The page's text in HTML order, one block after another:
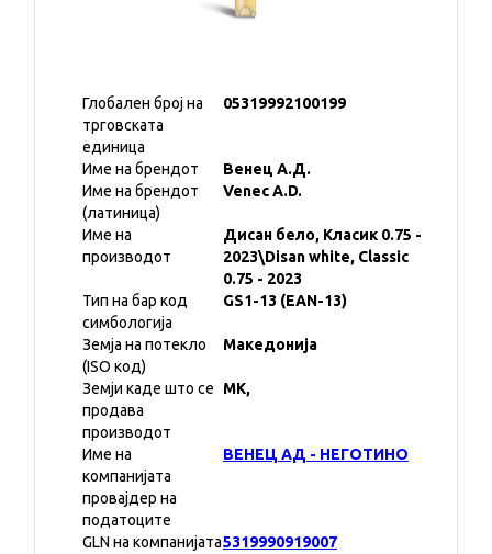
Глобален број на
трговската
единица
05319992100199
Име на брендот
Венец А.Д.
Име на брендот
(латиница)
Venec A.D.
Име на
производот
Дисан бело, Класик 0.75 -
2023\Disan white, Classic
0.75 - 2023
Тип на бар код
симбологија
GS1-13 (EAN-13)
Земја на потекло
(ISO код)
Македонија
Земји каде што се
продава
производот
MK,
Име на
компанијата
провајдер на
податоците
ВЕНЕЦ АД - НЕГОТИНО
GLN на компанијата5319990919007